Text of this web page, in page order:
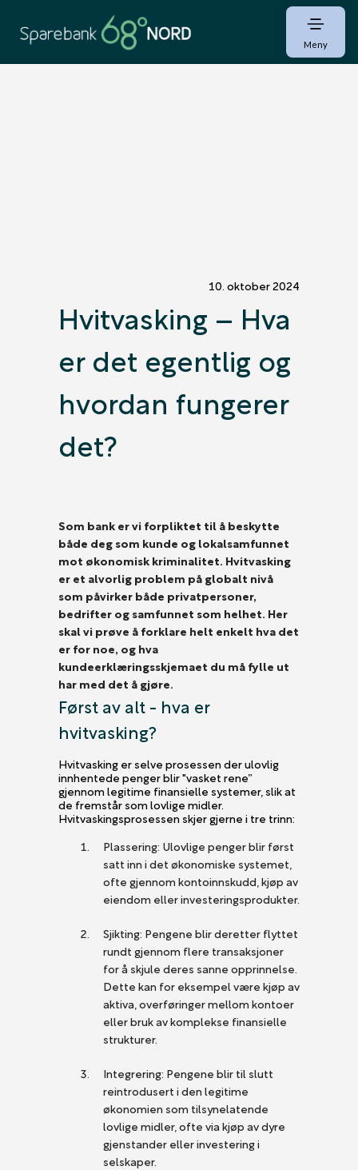
Meny
Hvitvasking – Hva
er det egentlig og
hvordan fungerer
det?
10. oktober 2024
Som bank er vi forpliktet til å beskytte
både deg som kunde og lokalsamfunnet
mot økonomisk kriminalitet. Hvitvasking
er et alvorlig problem på globalt nivå
som påvirker både privatpersoner,
bedrifter og samfunnet som helhet. Her
skal vi prøve å forklare helt enkelt hva det
er for noe, og hva
kundeerklæringsskjemaet du må fylle ut
har med det å gjøre.
Først av alt - hva er
hvitvasking?
Hvitvasking er selve prosessen der ulovlig
innhentede penger blir "vasket rene”
gjennom legitime finansielle systemer, slik at
de fremstår som lovlige midler.
Hvitvaskingsprosessen skjer gjerne i tre trinn:
Plassering: Ulovlige penger blir først
satt inn i det økonomiske systemet,
ofte gjennom kontoinnskudd, kjøp av
eiendom eller investeringsprodukter.
Sjikting: Pengene blir deretter flyttet
rundt gjennom flere transaksjoner
for å skjule deres sanne opprinnelse.
Dette kan for eksempel være kjøp av
aktiva, overføringer mellom kontoer
eller bruk av komplekse finansielle
strukturer.
Integrering: Pengene blir til slutt
reintrodusert i den legitime
økonomien som tilsynelatende
lovlige midler, ofte via kjøp av dyre
gjenstander eller investering i
selskaper.